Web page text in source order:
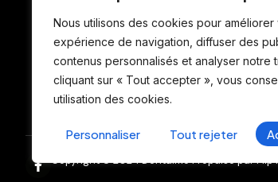
Nous utilisons des cookies pour améliorer
expérience de navigation, diffuser des
contenus personnalisés et analyser notre
cliquant sur « Tout accepter », vous
utilisation des cookies.
Personnaliser Tout rejeter
Stationnement gratuit et
en chaise roulante.
Copyright © 2024 Dentalmo Propulsé par Flip